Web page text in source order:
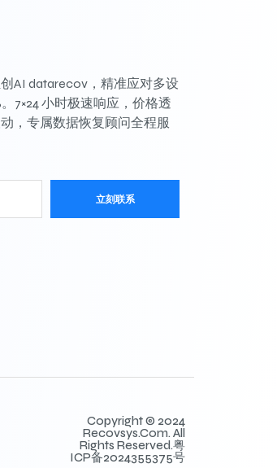
AI datarecov，精准应对多设
7×24 小时极速响应，价格透
，专属数据恢复顾问全程服
立刻联系
Copyright © 2024
Recovsys.com. All
Rights Reserved.粤
ICP备2024355375号